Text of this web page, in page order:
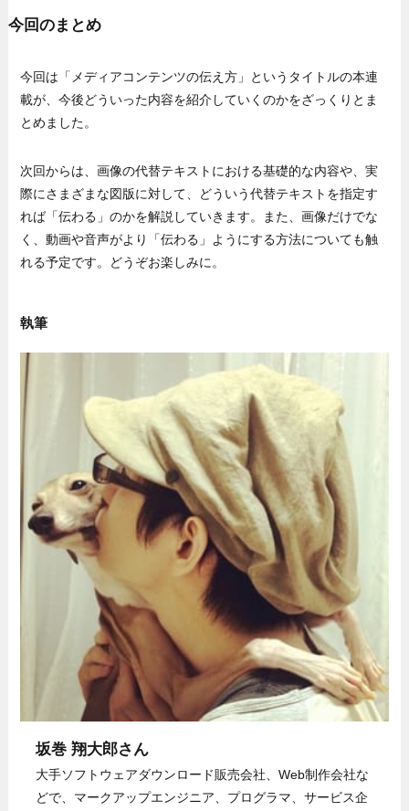
今回のまとめ
今回は「メディアコンテンツの伝え方」というタイトルの本連
載が、今後どういった内容を紹介していくのかをざっくりとま
とめました。
次回からは、画像の代替テキストにおける基礎的な内容や、実
際にさまざまな図版に対して、どういう代替テキストを指定す
れば「伝わる」のかを解説していきます。また、画像だけでな
く、動画や音声がより「伝わる」ようにする方法についても触
れる予定です。どうぞお楽しみに。
執筆
坂巻 翔大郎さん
大手ソフトウェアダウンロード販売会社、Web制作会社な
どで、マークアップエンジニア、プログラマ、サービス企